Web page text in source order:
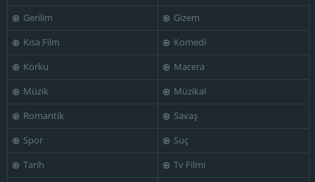
Gerilim
Gizem
Kısa Film
Komedi
Korku
Macera
Müzik
Müzikal
Romantik
Savaş
Spor
Suç
Tarih
Tv Filmi